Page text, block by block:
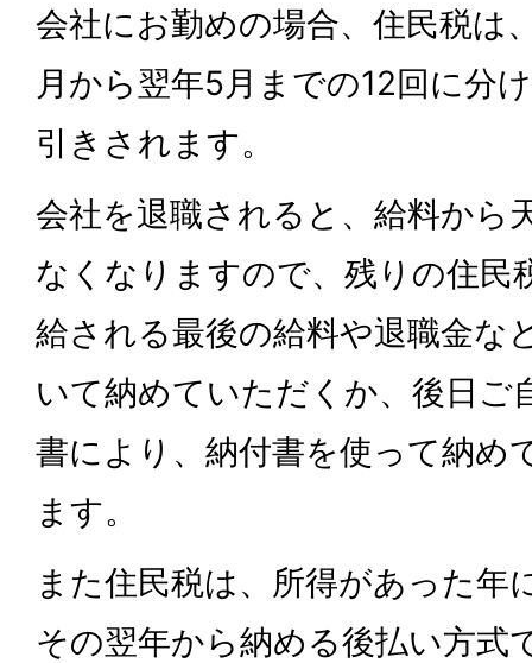
会社にお勤めの場合、住民税は
月から翌年5月までの12回に分
引きされます。
会社を退職されると、給料から
なくなりますので、残りの住民
給される最後の給料や退職金な
いて納めていただくか、後日ご
書により、納付書を使って納め
ます。
また住民税は、所得があった年
その翌年から納める後払い方式